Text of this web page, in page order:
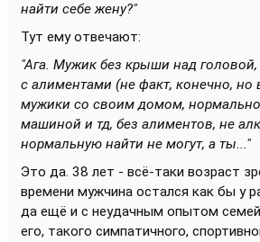
найти себе жену?"
Тут ему отвечают:
"Ага. Мужик без крыши над
с алиментами (не факт, конечно, но
мужики со своим домом,
машиной и тд, без алиментов, не
нормальную найти не могут, а ты..."
Это да. 38 лет - всё-таки возраст
времени мужчина остался как бы у
да ещё и с неудачным опытом
его, такого симпатичного,